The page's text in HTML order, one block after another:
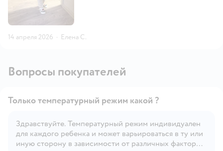
14 апреля 2026 · Елена С.
Вопросы покупателей
Открыть вопрос
Только температурный режим какой ?
Здравствуйте. Температурный режим индивидуален
для каждого ребенка и может варьироваться в ту или
иную сторону в зависимости от различных факторов